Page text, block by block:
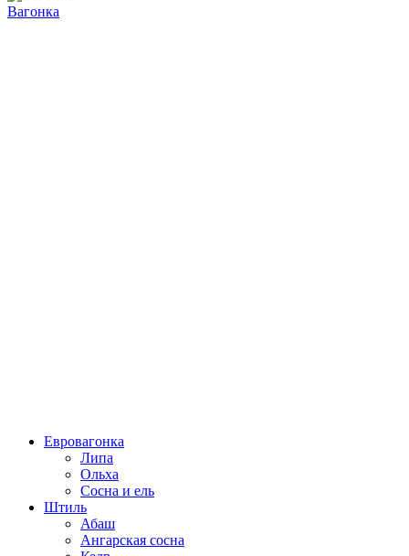
Вагонка
Евровагонка
Липа
Ольха
Сосна и ель
Штиль
Абаш
Ангарская сосна